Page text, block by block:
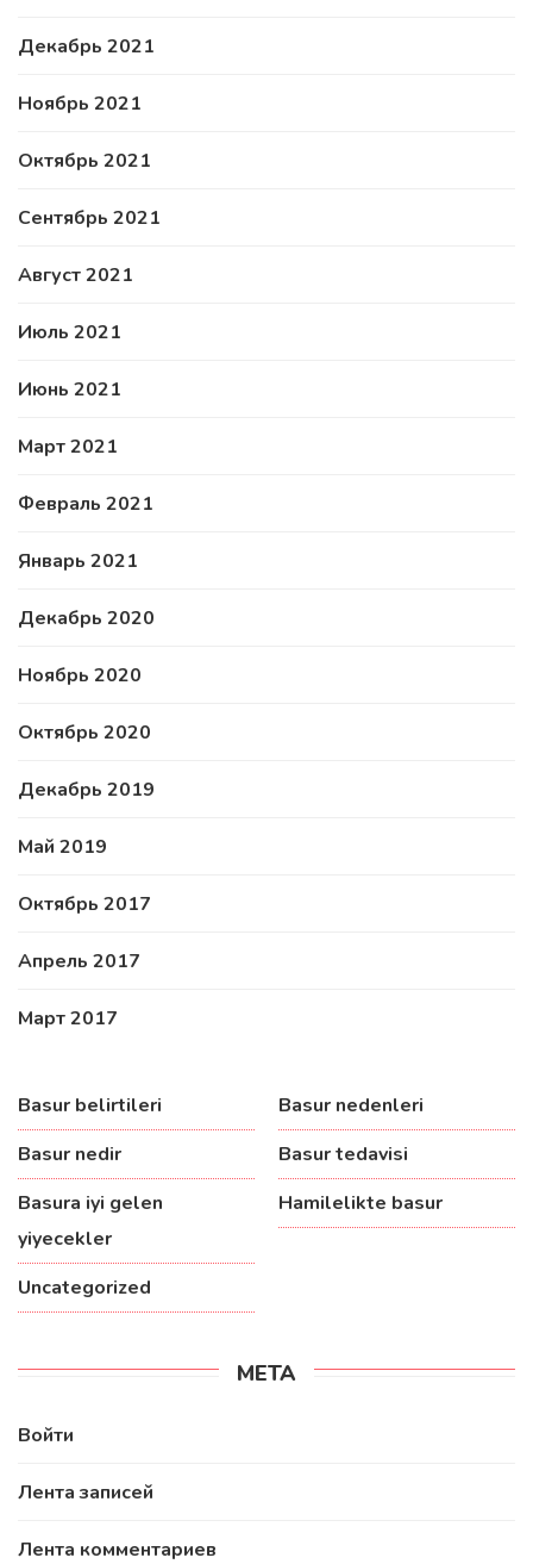
Декабрь 2021
Ноябрь 2021
Октябрь 2021
Сентябрь 2021
Август 2021
Июль 2021
Июнь 2021
Март 2021
Февраль 2021
Январь 2021
Декабрь 2020
Ноябрь 2020
Октябрь 2020
Декабрь 2019
Май 2019
Октябрь 2017
Апрель 2017
Март 2017
Basur belirtileri
Basur nedenleri
Basur nedir
Basur tedavisi
Basura iyi gelen
yiyecekler
Hamilelikte basur
Uncategorized
МЕТА
Войти
Лента записей
Лента комментариев